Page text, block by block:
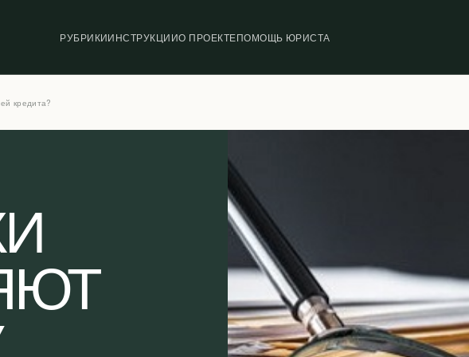
РУБРИКИИНСТРУКЦИИО ПРОЕКТЕПОМОЩЬ ЮРИСТА
кредита?